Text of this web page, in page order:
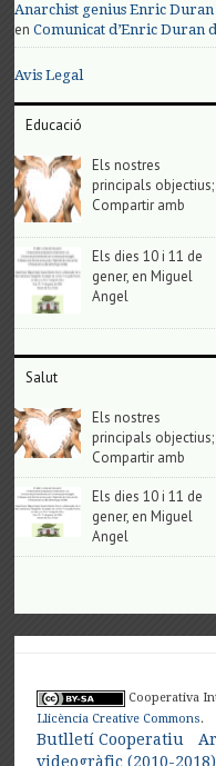
Anarchist genius Enric
enComunicat d’Enric Duran
Avis Legal
Educació
Els nostres
principals objectius;
Compartir amb
Els dies 10 i 11 de
gener, en Miguel
Angel
Salut
Els nostres
principals objectius;
Compartir amb
Els dies 10 i 11 de
gener, en Miguel
Angel
Cooperativa
Llicència Creative Commons.
Butlletí Cooperatiu
videogràfic (2010-2018)